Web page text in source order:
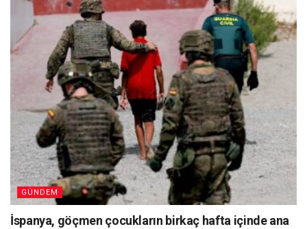
GÜNDEM
İspanya, göçmen çocukların birkaç hafta içinde ana